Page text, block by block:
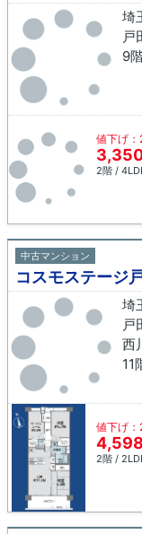
埼
戸
9
値下げ
2階 /
中古マンション
コスモステージ
埼
11
値下げ
4,598
2階 /